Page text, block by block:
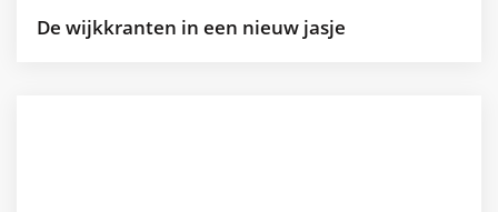
De wijkkranten in een nieuw jasje